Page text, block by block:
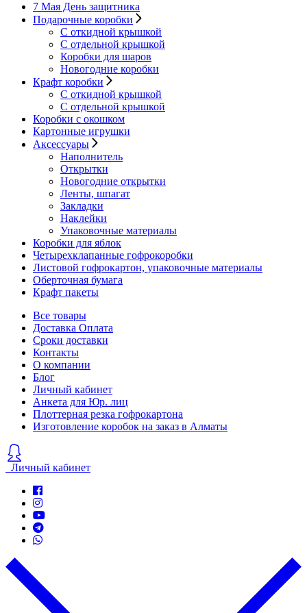
7 Мая День защитника
Подарочные коробки
С откидной крышкой
С отдельной крышкой
Коробки для шаров
Новогодние коробки
Крафт коробки
С откидной крышкой
С отдельной крышкой
Коробки с окошком
Картонные игрушки
Аксессуары
Наполнитель
Открытки
Новогодние открытки
Ленты, шпагат
Закладки
Наклейки
Упаковочные материалы
Коробки для яблок
Четырехклапанные гофрокоробки
Листовой гофрокартон, упаковочные материалы
Оберточная бумага
Крафт пакеты
Все товары
Доставка Оплата
Сроки доставки
Контакты
О компании
Блог
Личный кабинет
Анкета для Юр. лиц
Плоттерная резка гофрокартона
Изготовление коробок на заказ в Алматы
Личный кабинет